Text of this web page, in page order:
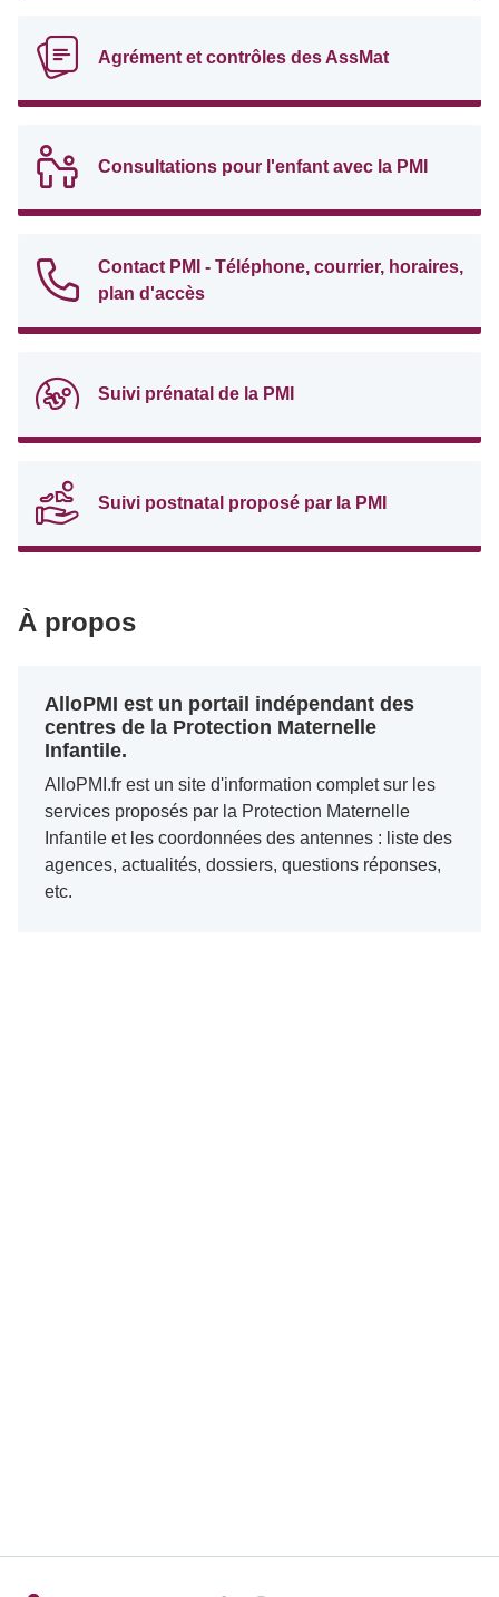
Agrément et contrôles des AssMat
Consultations pour l'enfant avec la PMI
Contact PMI - Téléphone, courrier, horaires,
plan d'accès
Suivi prénatal de la PMI
Suivi postnatal proposé par la PMI
À propos
AlloPMI est un portail indépendant des
centres de la Protection Maternelle
Infantile.
AlloPMI.fr est un site d'information complet sur les
services proposés par la Protection Maternelle
Infantile et les coordonnées des antennes : liste des
agences, actualités, dossiers, questions réponses,
etc.